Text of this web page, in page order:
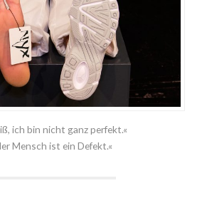
ich bin nicht ganz perfekt.«
Mensch ist ein Defekt.«